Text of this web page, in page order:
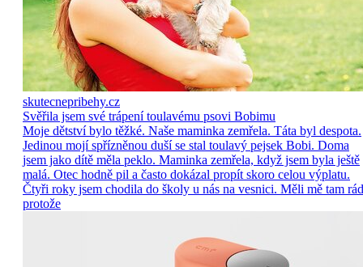
skutecnepribehy.cz
Svěřila jsem své trápení toulavému psovi Bobimu
Moje dětství bylo těžké. Naše maminka zemřela. Táta byl despota.
Jedinou mojí spřízněnou duší se stal toulavý pejsek Bobi. Doma
jsem jako dítě měla peklo. Maminka zemřela, když jsem byla ještě
malá. Otec hodně pil a často dokázal propít skoro celou výplatu.
Čtyři roky jsem chodila do školy u nás na vesnici. Měli mě tam
protože